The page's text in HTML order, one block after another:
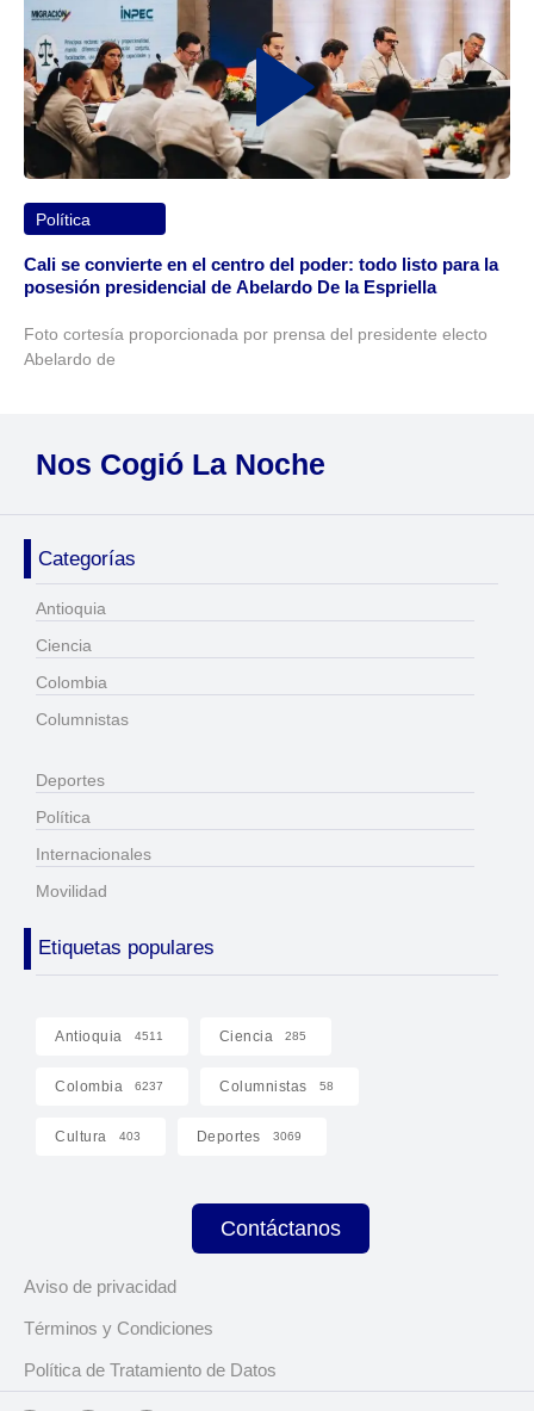
Política
Cali se convierte en el centro del poder: todo listo para la
posesión presidencial de Abelardo De la Espriella
Foto cortesía proporcionada por prensa del presidente electo
Abelardo de
Nos Cogió La Noche
Categorías
Antioquia
Ciencia
Colombia
Columnistas
Deportes
Política
Internacionales
Movilidad
Etiquetas populares
Antioquia 4511 Ciencia 285
Colombia 6237 Columnistas 58
Cultura 403 Deportes 3069
Contáctanos
Aviso de privacidad
Términos y Condiciones
Política de Tratamiento de Datos